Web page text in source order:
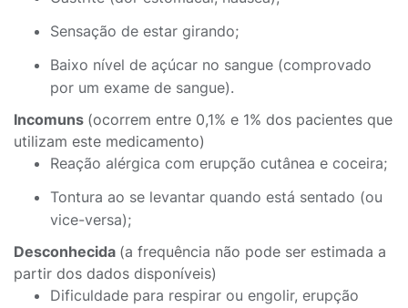
Sensação de estar girando;
Baixo nível de açúcar no sangue (comprovado
por um exame de sangue).
Incomuns (ocorrem entre 0,1% e 1% dos pacientes que
utilizam este medicamento)
Reação alérgica com erupção cutânea e coceira;
Tontura ao se levantar quando está sentado (ou
vice-versa);
Desconhecida (a frequência não pode ser estimada a
partir dos dados disponíveis)
Dificuldade para respirar ou engolir, erupção